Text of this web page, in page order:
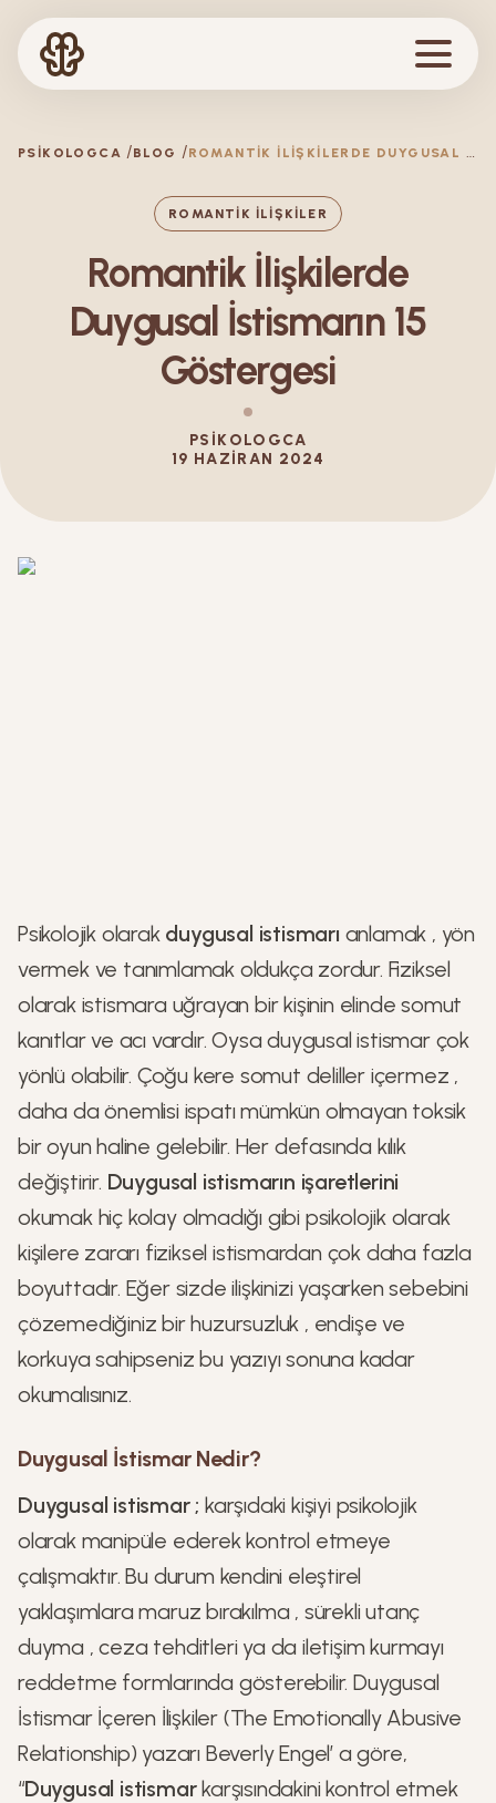
PSIKOLOGCA BLOG R
OMANTIK İLIŞKILERDE DUYGUSAL İSTISMARIN 15 GÖSTERGESI
ROMANTIK İLIŞKILER
Romantik İlişkilerde
Duygusal İstismarın 15
Göstergesi
PSIKOLOGCA
19 HAZIRAN 2024
Psikolojik olarak duygusal istismarı anlamak , yön
vermek ve tanımlamak oldukça zordur. Fiziksel
olarak istismara uğrayan bir kişinin elinde somut
kanıtlar ve acı vardır. Oysa duygusal istismar çok
yönlü olabilir. Çoğu kere somut deliller içermez ,
daha da önemlisi ispatı mümkün olmayan toksik
bir oyun haline gelebilir. Her defasında kılık
değiştirir. Duygusal istismarın işaretlerini
okumak hiç kolay olmadığı gibi psikolojik olarak
kişilere zararı fiziksel istismardan çok daha fazla
boyuttadır. Eğer sizde ilişkinizi yaşarken sebebini
çözemediğiniz bir huzursuzluk , endişe ve
korkuya sahipseniz bu yazıyı sonuna kadar
okumalısınız.
Duygusal İstismar Nedir?
Duygusal istismar ; karşıdaki kişiyi psikolojik
olarak manipüle ederek kontrol etmeye
çalışmaktır. Bu durum kendini eleştirel
yaklaşımlara maruz bırakılma , sürekli utanç
duyma , ceza tehditleri ya da iletişim kurmayı
reddetme formlarında gösterebilir. Duygusal
İstismar İçeren İlişkiler (The Emotionally Abusive
Relationship) yazarı Beverly Engel’ a göre,
“Duygusal istismarkarşısındakini kontrol etmek